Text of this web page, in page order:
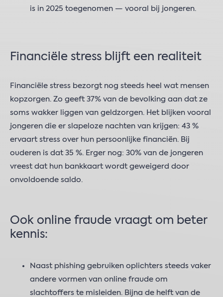
is in 2025 toegenomen — vooral bij jongeren.
Financiële stress blijft een realiteit
​​Financi​ële stress bezorgt nog steeds heel wat mensen
kopzorgen. Zo geeft 37% van de bevolking aan dat ze
soms wakker liggen van geldzorgen. Het blijken vooral ​
jongeren die er slapeloze nachten van krijgen: 43 %
ervaart stress over hun persoonlijke financi​ën. Bij
ouderen is dat 35 %. Erger nog: 30% van de jongeren
vreest ​​​​dat hun​​ bankkaart wordt geweigerd door
onvoldoende saldo.​​
Ook online fraude vraagt om beter
kennis:
Naast phishing gebruiken oplichters steeds vaker
andere vormen van online fraude om
slachtoffers te misleiden. Bijna de helft van de